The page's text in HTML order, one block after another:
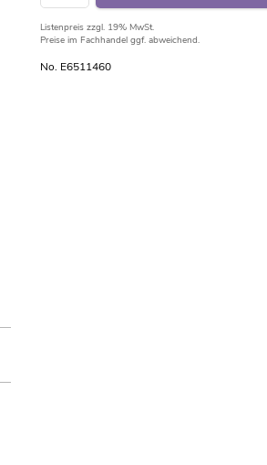
Listenpreis zzgl. 19% MwSt.
Preise im Fachhandel ggf. abweichend.
No. E6511460